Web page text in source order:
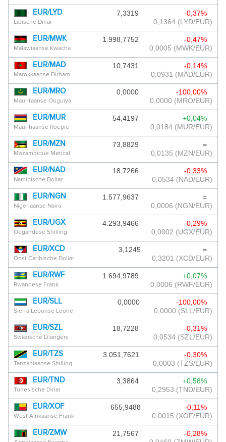
EUR/LYD
Libische Dinar
7,3319
-0,37%
0,1364 (LYD/EUR)
EUR/MWK
Malawiaanse Kwacha
1.998,7752
-0,47%
0,0005 (MWK/EUR)
EUR/MAD
Marokkaanse Dirham
10,7431
-0,14%
0,0931 (MAD/EUR)
EUR/MRO
Mauritaanse Ouguiya
0,0000
-100,00%
0,0000 (MRO/EUR)
EUR/MUR
Mauritiaanse Roepie
54,4197
+0,04%
0,0184 (MUR/EUR)
EUR/MZN
Mozambique Metical
73,8829
=
0,0135 (MZN/EUR)
EUR/NAD
Namibische Dollar
18,7266
-0,33%
0,0534 (NAD/EUR)
EUR/NGN
Nigeriaanse Naira
1.577,9637
=
0,0006 (NGN/EUR)
EUR/UGX
Oegandese Shilling
4.293,9466
-0,29%
0,0002 (UGX/EUR)
EUR/XCD
Oost Caribische Dollar
3,1245
=
0,3201 (XCD/EUR)
EUR/RWF
Rwandese Frank
1.694,9789
+0,07%
0,0006 (RWF/EUR)
EUR/SLL
Sierra Leoonse Leone
0,0000
-100,00%
0,0000 (SLL/EUR)
EUR/SZL
Swazische Lilangeni
18,7228
-0,31%
0,0534 (SZL/EUR)
EUR/TZS
Tanzaniaanse Shilling
3.051,7621
-0,30%
0,0003 (TZS/EUR)
EUR/TND
Tunesische Dinar
3,3864
+0,58%
0,2953 (TND/EUR)
EUR/XOF
West Afrikaanse Frank
655,9488
-0,11%
0,0015 (XOF/EUR)
EUR/ZMW 21,7567
-0,28%